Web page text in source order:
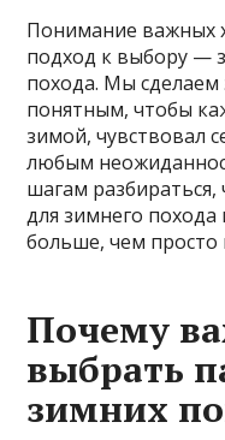
Понимание важных
подход к выбору —
похода. Мы сделаем
понятным, чтобы
зимой, чувствовал
любым
шагам
для зимнего
больше, чем
Почему
выбрать
зимних